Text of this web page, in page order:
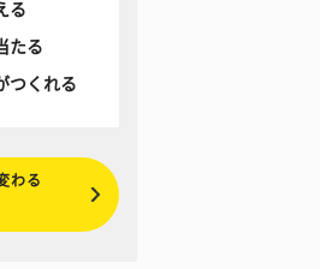
る
たる
つくれる
わる